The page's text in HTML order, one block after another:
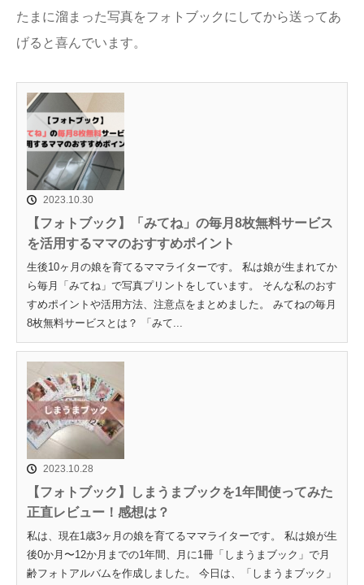
たまに溜まった写真をフォトブックにしてから送ってあ
げると喜んでいます。
2023.10.30
【フォトブック】「みてね」の毎月8枚無料サービス
を活用するママのおすすめポイント
生後10ヶ月の娘を育てるママライターです。 私は娘が生まれてか
ら毎月「みてね」で写真プリントをしています。 そんな私のおす
すめポイントや活用方法、注意点をまとめました。 みてねの毎月
8枚無料サービスとは？ 「みて...
2023.10.28
【フォトブック】しまうまブックを1年間使ってみた
正直レビュー！感想は？
私は、現在1歳3ヶ月の娘を育てるママライターです。 私は娘が生
後0か月〜12か月までの1年間、月に1冊「しまうまブック」で月
齢フォトアルバムを作成しました。 今日は、「しまうまブック」